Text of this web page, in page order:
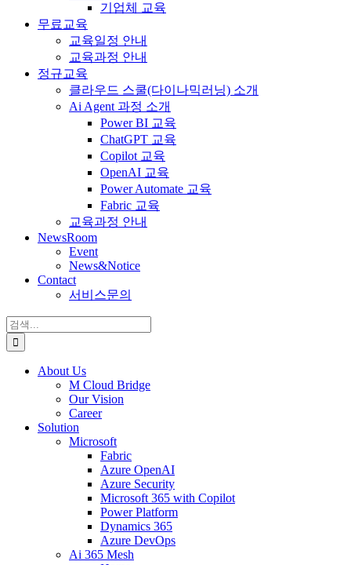
기업체 교육
무료교육
교육일정 안내
교육과정 안내
정규교육
클라우드 스쿨(다이나믹러닝) 소개
Ai Agent 과정 소개
Power BI 교육
ChatGPT 교육
Copilot 교육
OpenAI 교육
Power Automate 교육
Fabric 교육
교육과정 안내
NewsRoom
Event
News&Notice
Contact
서비스문의
검
색:
About Us
M Cloud Bridge
Our Vision
Career
Solution
Microsoft
Fabric
Azure OpenAI
Azure Security
Microsoft 365 with Copilot
Power Platform
Dynamics 365
Azure DevOps
Ai 365 Mesh